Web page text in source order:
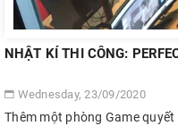
NHẬT KÍ THI CÔNG:
Wednesday, 23/09/2020
Thêm một phòng Game